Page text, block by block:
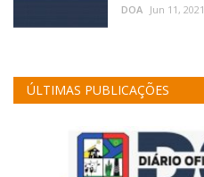
DOA Jun 11, 2021
ÚLTIMAS PUBLICAÇÕES